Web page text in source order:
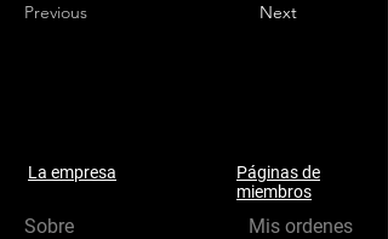
Previous Next
La empresa
Sobre
Páginas de
miembros
Mis ordenes